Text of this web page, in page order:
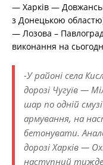
— Харків —
з Донецькою
— Лозова –
виконання на
-У районі села
дорозі Чугуїв —
шар по одній
армування, на
бетонувати.
дорозі Харків —
наступний